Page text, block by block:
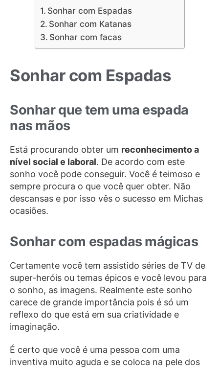
Sonhar com Espadas
Sonhar com Katanas
Sonhar com facas
Sonhar com Espadas
Sonhar que tem uma espada
nas mãos
Está procurando obter um reconhecimento a
nível social e laboral. De acordo com este
sonho você pode conseguir. Você é teimoso e
sempre procura o que você quer obter. Não
descansas e por isso vês o sucesso em Michas
ocasiões.
Sonhar com espadas mágicas
Certamente você tem assistido séries de TV de
super-heróis ou temas épicos e você levou para
o sonho, as imagens. Realmente este sonho
carece de grande importância pois é só um
reflexo do que está em sua criatividade e
imaginação.
É certo que você é uma pessoa com uma
inventiva muito aguda e se coloca na pele dos